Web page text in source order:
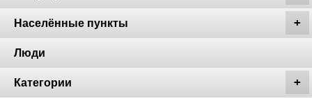
Населённые пункты
Люди
Категории